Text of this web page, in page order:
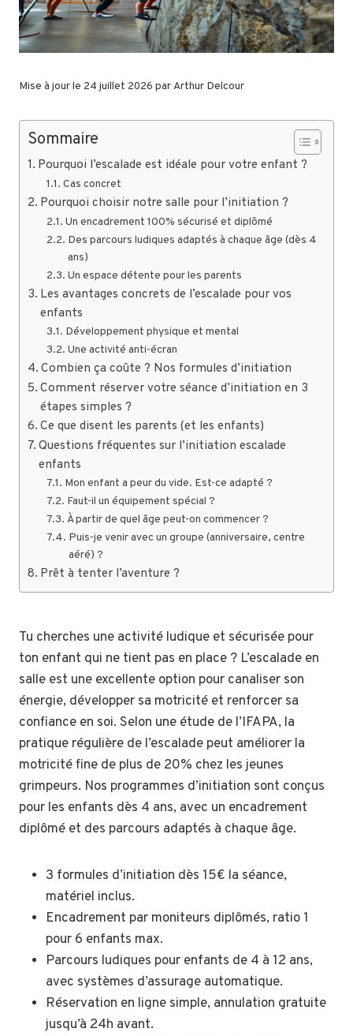
Mise à jour le 24 juillet 2026 parArthur Delcour
Sommaire
Pourquoi l’escalade est idéale pour votre enfant ?
Cas concret
Pourquoi choisir notre salle pour l’initiation ?
Un encadrement 100% sécurisé et diplômé
Des parcours ludiques adaptés à chaque âge (dès 4
ans)
Un espace détente pour les parents
Les avantages concrets de l’escalade pour vos
enfants
Développement physique et mental
Une activité anti-écran
Combien ça coûte ? Nos formules d’initiation
Comment réserver votre séance d’initiation en 3
étapes simples ?
Ce que disent les parents (et les enfants)
Questions fréquentes sur l’initiation escalade
enfants
Mon enfant a peur du vide. Est-ce adapté ?
Faut-il un équipement spécial ?
À partir de quel âge peut-on commencer ?
Puis-je venir avec un groupe (anniversaire, centre
aéré) ?
Prêt à tenter l’aventure ?
Tu cherches une activité ludique et sécurisée pour
ton enfant qui ne tient pas en place ? L’escalade en
salle est une excellente option pour canaliser son
énergie, développer sa motricité et renforcer sa
confiance en soi. Selon une étude de l’IFAPA, la
pratique régulière de l’escalade peut améliorer la
motricité fine de plus de 20% chez les jeunes
grimpeurs. Nos programmes d’initiation sont conçus
pour les enfants dès 4 ans, avec un encadrement
diplômé et des parcours adaptés à chaque âge.
3 formules d’initiation dès 15€ la séance,
matériel inclus.
Encadrement par moniteurs diplômés, ratio 1
pour 6 enfants max.
Parcours ludiques pour enfants de 4 à 12 ans,
avec systèmes d’assurage automatique.
Réservation en ligne simple, annulation gratuite
jusqu’à 24h avant.